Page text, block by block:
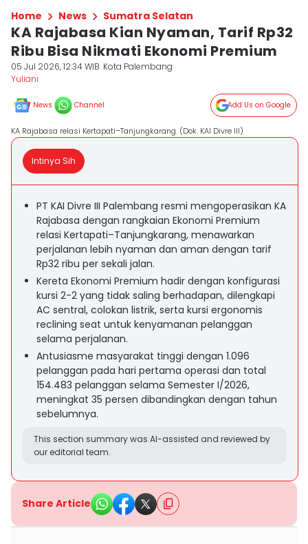
Home News Sumatra Selatan
KA Rajabasa Kian Nyaman, Tarif Rp32
Ribu Bisa Nikmati Ekonomi Premium
05 Jul 2026, 12:34 WIB Kota Palembang
Yuliani
News Channel Add Us on Google
KA Rajabasa relasi Kertapati–Tanjungkarang. (Dok. KAI Divre III)
Intinya Sih
PT KAI Divre III Palembang resmi mengoperasikan KA
Rajabasa dengan rangkaian Ekonomi Premium
relasi Kertapati–Tanjungkarang, menawarkan
perjalanan lebih nyaman dan aman dengan tarif
Rp32 ribu per sekali jalan.
Kereta Ekonomi Premium hadir dengan konfigurasi
kursi 2-2 yang tidak saling berhadapan, dilengkapi
AC sentral, colokan listrik, serta kursi ergonomis
reclining seat untuk kenyamanan pelanggan
selama perjalanan.
Antusiasme masyarakat tinggi dengan 1.096
pelanggan pada hari pertama operasi dan total
154.483 pelanggan selama Semester I/2026,
meningkat 35 persen dibandingkan dengan tahun
sebelumnya.
This section summary was AI-assisted and reviewed by
our editorial team.
Share Article